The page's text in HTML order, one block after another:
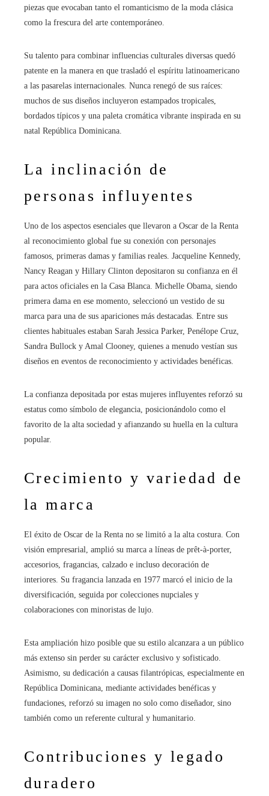
piezas que evocaban tanto el romanticismo de la moda clásica
como la frescura del arte contemporáneo.
Su talento para combinar influencias culturales diversas quedó
patente en la manera en que trasladó el espíritu latinoamericano
a las pasarelas internacionales. Nunca renegó de sus raíces:
muchos de sus diseños incluyeron estampados tropicales,
bordados típicos y una paleta cromática vibrante inspirada en su
natal República Dominicana.
La inclinación de
personas influyentes
Uno de los aspectos esenciales que llevaron a Oscar de la Renta
al reconocimiento global fue su conexión con personajes
famosos, primeras damas y familias reales. Jacqueline Kennedy,
Nancy Reagan y Hillary Clinton depositaron su confianza en él
para actos oficiales en la Casa Blanca. Michelle Obama, siendo
primera dama en ese momento, seleccionó un vestido de su
marca para una de sus apariciones más destacadas. Entre sus
clientes habituales estaban Sarah Jessica Parker, Penélope Cruz,
Sandra Bullock y Amal Clooney, quienes a menudo vestían sus
diseños en eventos de reconocimiento y actividades benéficas.
La confianza depositada por estas mujeres influyentes reforzó su
estatus como símbolo de elegancia, posicionándolo como el
favorito de la alta sociedad y afianzando su huella en la cultura
popular.
Crecimiento y variedad de
la marca
El éxito de Oscar de la Renta no se limitó a la alta costura. Con
visión empresarial, amplió su marca a líneas de prêt-à-porter,
accesorios, fragancias, calzado e incluso decoración de
interiores. Su fragancia lanzada en 1977 marcó el inicio de la
diversificación, seguida por colecciones nupciales y
colaboraciones con minoristas de lujo.
Esta ampliación hizo posible que su estilo alcanzara a un público
más extenso sin perder su carácter exclusivo y sofisticado.
Asimismo, su dedicación a causas filantrópicas, especialmente en
República Dominicana, mediante actividades benéficas y
fundaciones, reforzó su imagen no solo como diseñador, sino
también como un referente cultural y humanitario.
Contribuciones y legado
duradero